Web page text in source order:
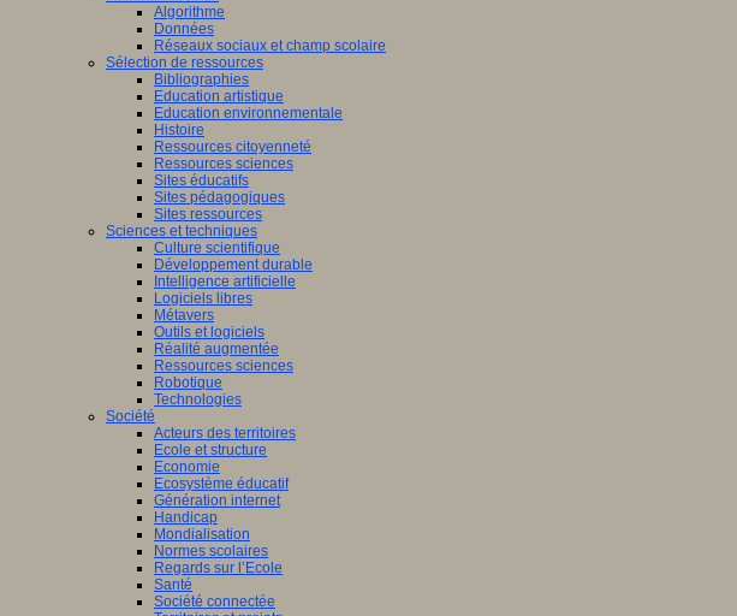
Algorithme
Données
Réseaux sociaux et champ scolaire
Sélection de ressources
Bibliographies
Education artistique
Education environnementale
Histoire
Ressources citoyenneté
Ressources sciences
Sites éducatifs
Sites pédagogiques
Sites ressources
Sciences et techniques
Culture scientifique
Développement durable
Intelligence artificielle
Logiciels libres
Métavers
Outils et logiciels
Réalité augmentée
Ressources sciences
Robotique
Technologies
Société
Acteurs des territoires
Ecole et structure
Economie
Ecosystème éducatif
Génération internet
Handicap
Mondialisation
Normes scolaires
Regards sur l’Ecole
Santé
Société connectée